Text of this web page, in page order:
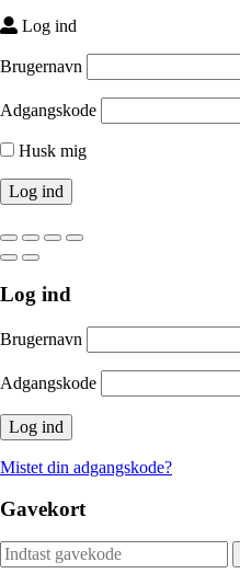
Log ind
Brugernavn
Adgangskode
Husk mig
Log ind
Brugernavn
Adgangskode
Mistet din adgangskode?
Gavekort